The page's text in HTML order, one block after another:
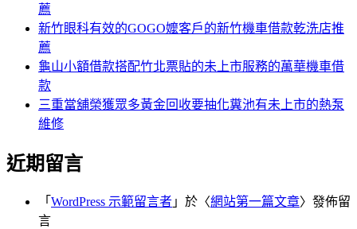
薦
新竹眼科有效的GOGO嬤客戶的新竹機車借款乾洗店推
薦
龜山小額借款搭配竹北票貼的未上市服務的萬華機車借
款
三重當舖榮獲眾多黃金回收要抽化糞池有未上市的熱泵
維修
近期留言
「 WordPress 示範留言者 」於〈網站第一篇文章〉發佈留
言